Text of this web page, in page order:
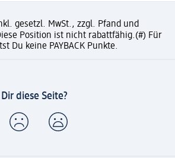
gesetzl. MwSt., zzgl. Pfand und
Position ist nicht rabattfähig.(#) Für
Du keine PAYBACK Punkte.
diese Seite?